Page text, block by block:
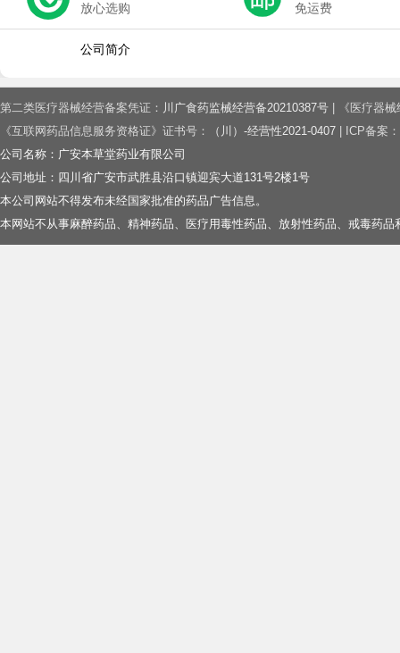
放心选购 免运费
公司简介
第二类医疗器械经营备案凭证： 川广食药监械经营备20210387号 | 《医疗器
《互联网药品信息服务资格证》证书号：
（川）-经营性2021-0407 | ICP备案：
公司名称：广安本草堂药业有限公司
公司地址：四川省广安市武胜县沿口镇迎宾大道131号2楼1号
本公司网站不得发布未经国家批准的药品广告信息。
本网站不从事麻醉药品、精神药品、医疗用毒性药品、放射性药品、戒毒药